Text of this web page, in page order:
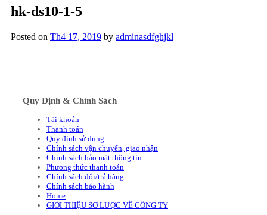
hk-ds10-1-5
Posted on Th4 17, 2019 by adminasdfghjkl
Quy Định & Chính Sách
Tài khoản
Thanh toán
Quy định sử dụng
Chính sách vận chuyển, giao nhận
Chính sách bảo mật thông tin
Phương thức thanh toán
Chính sách đổi/trả hàng
Chính sách bảo hành
Home
GIỚI THIỆU SƠ LƯỢC VỀ CÔNG TY